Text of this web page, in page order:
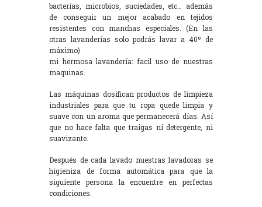
bacterias, microbios, suciedades, etc… además
de conseguir un mejor acabado en tejidos
resistentes con manchas especiales. (En las
otras lavanderías solo podrás lavar a 40º de
máximo)
mi hermosa lavandería: facil uso de nuestras
maquinas.
Las máquinas dosifican productos de limpieza
industriales para que tu ropa quede limpia y
suave con un aroma que permanecerá días. Así
que no hace falta que traigas ni detergente, ni
suavizante.
Después de cada lavado nuestras lavadoras se
higieniza de forma automática para que la
siguiente persona la encuentre en perfectas
condiciones.